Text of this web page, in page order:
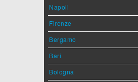
Napoli
Firenze
Bergamo
Bari
Bologna